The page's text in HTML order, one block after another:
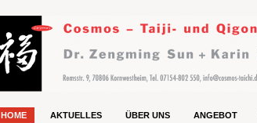
HOME AKTUELLES ÜBER UNS ANGEBOT